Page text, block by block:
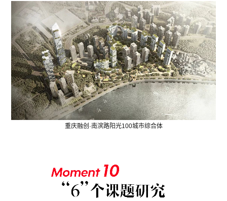
重庆融创·南滨路阳光100城市综合体